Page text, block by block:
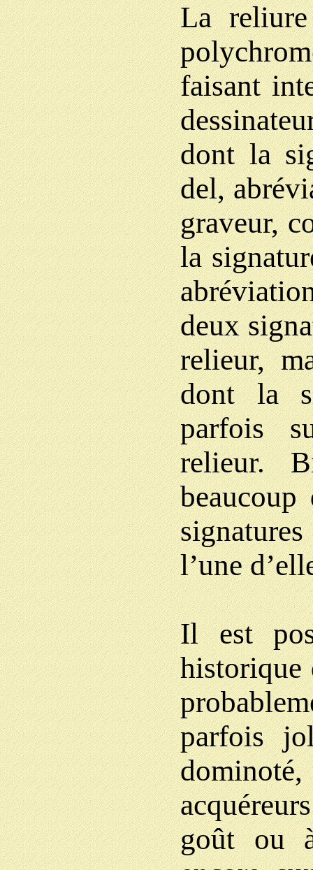
La reliure
faisant
dont la
del,
graveur,
la
deux
relieur,
dont la
parfois
relieur.
l’une
Il est
historique
parfois
goût ou